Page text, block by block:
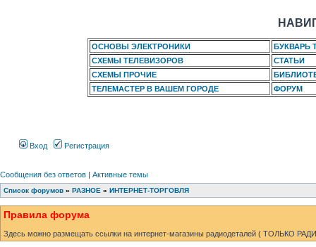
ОСНОВЫ ЭЛЕКТРОНИКИ
БУКВАРЬ
СХЕМЫ ТЕЛЕВИЗОРОВ
СТАТЬИ
СХЕМЫ ПРОЧИЕ
ТЕЛЕМАСТЕР В ВАШЕМ ГОРОДЕ
ФОРУМ
Вход Регистрация
Сообщения без ответов | Активные темы
Список форумов » РАЗНОЕ » ИНТЕРНЕТ-ТОРГОВЛЯ
Правила форума
Здесь можно размещать ссылки на интернет-магазины радиодеталей ( ТОЛЬКО